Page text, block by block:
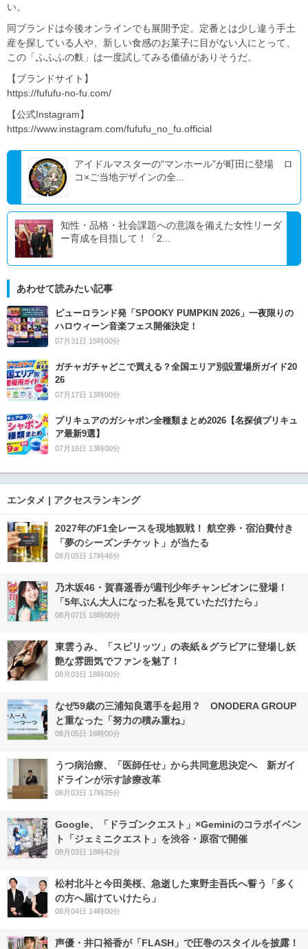
い。
同ブランドは今後オンラインでも展開予定。定番とは少し違う手土
産を探している人や、新しい食感のお菓子に目がない人にとって、
この「ふふふの麩」は一度試してみる価値がありそうだ。
【ブランドサイト】
https://fufufu-no-fu.com/
【公式Instagram】
https://www.instagram.com/fufufu_no_fu.official
アイドルマスターの“マンホール”が町田に登場 ロ
コ×ご当地デザインの全...
知性・品格・社会課題への意識を備えた女性リーダ
ー育成を目指して！「2...
あわせて読みたい記事
ピューロランド発「SPOOKY PUMPKIN 2026」一夜限りの
ハロウィーン音楽フェス開催決定！
07月31日 15時00分
ガチャガチャどこで買える？全国エリア別設置場所ガイド20
26
07月17日 13時00分
プリキュアのガシャポン全種類まとめ2026【名探偵プリキュ
ア最新9選】
07月16日 13時00分
エンタメ | アクセスランキング
2027年のF1全レースを現地観戦！ 航空券・宿泊費付き
「夢のシーズンチケット」が当たる
08月05日 17時48分
乃木坂46・賀喜遥香が週刊少年チャンピオンに登場！
「5年ぶん大人になった私を見ていただけたら」
08月07日 18時00分
東雲うみ、「スピリッツ」の表紙＆グラビアに登場し妖
艶な雰囲気でファンを魅了！
08月03日 18時00分
なぜ59歳の三浦知良選手を起用？ ONODERA GROUP
と重なった「努力の積み重ね」
08月05日 16時00分
うつ病治療、「医師任せ」から共同意思決定へ 新ガイ
ドラインが示す診療改革
08月03日 17時25分
Google、「ドラゴンクエスト」×Geminiのコラボイベン
ト「ジェミニクエスト」を渋谷・原宿で開催
08月03日 18時42分
松村北斗と今田美桜、急逝した東野圭吾氏へ誓う「多く
の方へ届けていけたら」
08月04日 14時00分
声優・井口裕香が「FLASH」で圧巻のスタイルを披露！